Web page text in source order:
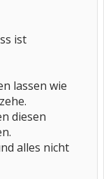
ist
lassen wie
diesen
alles nicht